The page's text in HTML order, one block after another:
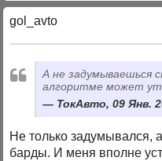
gol_avto
А не задумываешься
алгоритме может
ТокАвто, 09 Янв.
Не только задумывался,
барды. И меня вполне